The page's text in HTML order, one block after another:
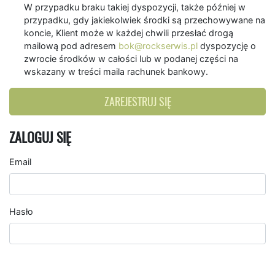
W przypadku braku takiej dyspozycji, także później w
przypadku, gdy jakiekolwiek środki są przechowywane na
koncie, Klient może w każdej chwili przesłać drogą
mailową pod adresem bok@rockserwis.pl dyspozycję o
zwrocie środków w całości lub w podanej części na
wskazany w treści maila rachunek bankowy.
ZAREJESTRUJ SIĘ
ZALOGUJ SIĘ
Email
Hasło